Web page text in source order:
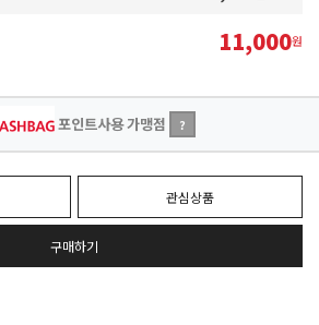
11,000원
포인트사용 가맹점 ?
관심상품
구매하기